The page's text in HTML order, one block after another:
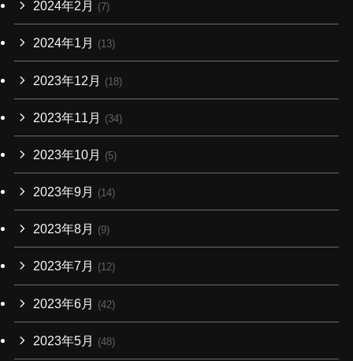
2024年2月 (7)
2024年1月 (13)
2023年12月 (18)
2023年11月 (34)
2023年10月 (5)
2023年9月 (14)
2023年8月 (9)
2023年7月 (12)
2023年6月 (42)
2023年5月 (48)